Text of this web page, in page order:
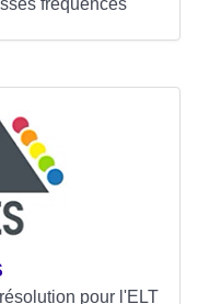
fréquences
pour l'ELT